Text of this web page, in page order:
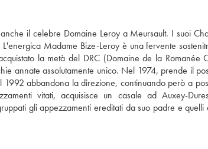
il celebre Domaine Leroy a Meursault. I suoi
Madame Bize-Leroy è una fervente
la metà del DRC (Domaine de la Romanée
annate assolutamente unico. Nel 1974, prende il
abbandona la direzione, continuando però a
vitati, acquisisce un casale ad Auxey-
gli appezzamenti ereditati da suo padre e quelli